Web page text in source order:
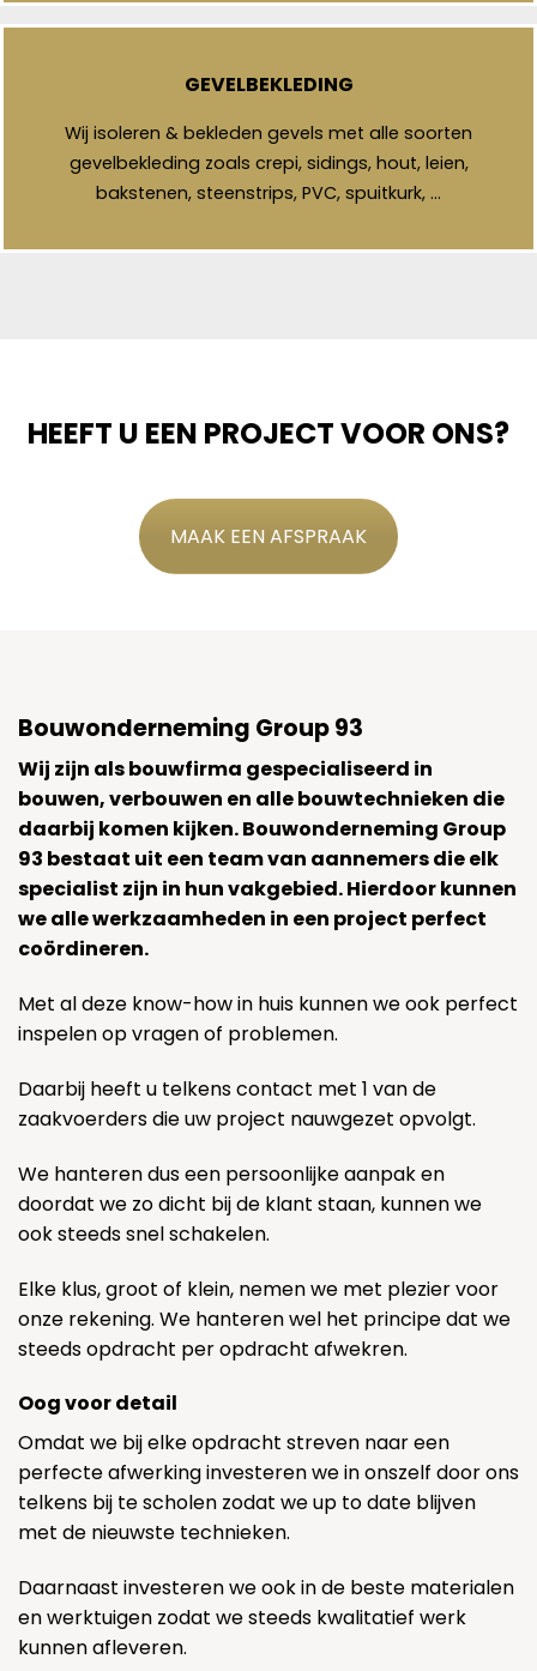
GEVELBEKLEDING
Wij isoleren & bekleden gevels met alle soorten
gevelbekleding zoals crepi, sidings, hout, leien,
bakstenen, steenstrips, PVC, spuitkurk, …
HEEFT U EEN PROJECT VOOR ONS?
MAAK EEN AFSPRAAK
Bouwonderneming Group 93
Wij zijn als bouwfirma gespecialiseerd in
bouwen, verbouwen en alle bouwtechnieken die
daarbij komen kijken. Bouwonderneming Group
93 bestaat uit een team van aannemers die elk
specialist zijn in hun vakgebied. Hierdoor kunnen
we alle werkzaamheden in een project perfect
coördineren.
Met al deze know-how in huis kunnen we ook perfect
inspelen op vragen of problemen.
Daarbij heeft u telkens contact met 1 van de
zaakvoerders die uw project nauwgezet opvolgt.
We hanteren dus een persoonlijke aanpak en
doordat we zo dicht bij de klant staan, kunnen we
ook steeds snel schakelen.
Elke klus, groot of klein, nemen we met plezier voor
onze rekening. We hanteren wel het principe dat we
steeds opdracht per opdracht afwekren.
Oog voor detail
Omdat we bij elke opdracht streven naar een
perfecte afwerking investeren we in onszelf door ons
telkens bij te scholen zodat we up to date blijven
met de nieuwste technieken.
Daarnaast investeren we ook in de beste materialen
en werktuigen zodat we steeds kwalitatief werk
kunnen afleveren.